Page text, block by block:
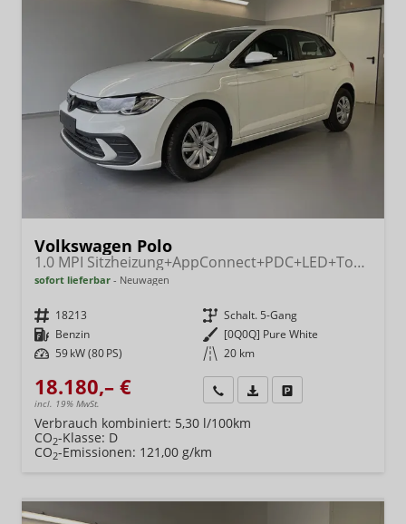
Volkswagen Polo
1.0 MPI Sitzheizung+AppConnect+PDC+LED+Touch+Lichtsensor+MultiLenkrad
sofort lieferbar Neuwagen
Fahrzeugnr. 18213 Getriebe Schalt. 5-Gang
Kraftstoff Benzin Außenfarbe [0Q0Q] Pure White
Leistung 59 kW (80 PS) Kilometerstand 20 km
18.180,– €
incl. 19% MwSt.
Wir rufen Sie anFahrzeugexposé (PDF)
Verbrauch kombiniert: 5,30 l/100km
CO2-Klasse: D
CO2-Emissionen: 121,00 g/km